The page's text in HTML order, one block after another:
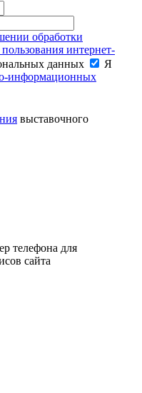
обработки
интернет-
данных
Я
информационных
выставочного
телефона для
сайта